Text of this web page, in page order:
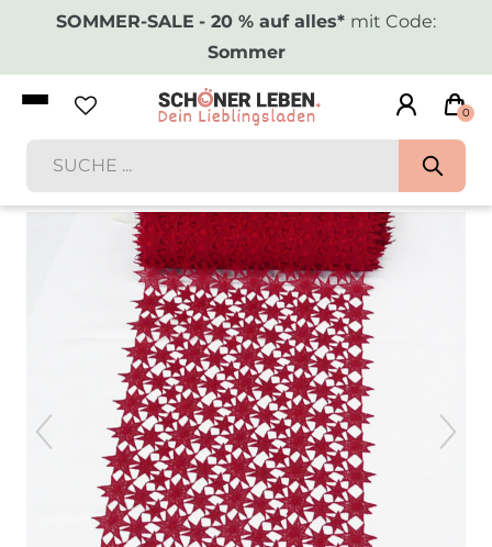
SOMMER-SALE - 20 % auf alles* mit Code:
Sommer
0